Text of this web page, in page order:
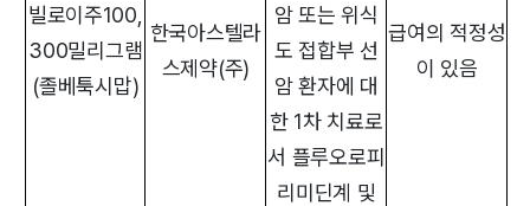
빌로이주100,
300밀리그램
(졸베툭시맙)
한국아스텔라
스제약(주)
암 또는 위식
도 접합부 선
암 환자에 대
한 1차 치료로
서 플루오로피
리미딘계 및
급여의 적정성
이 있음